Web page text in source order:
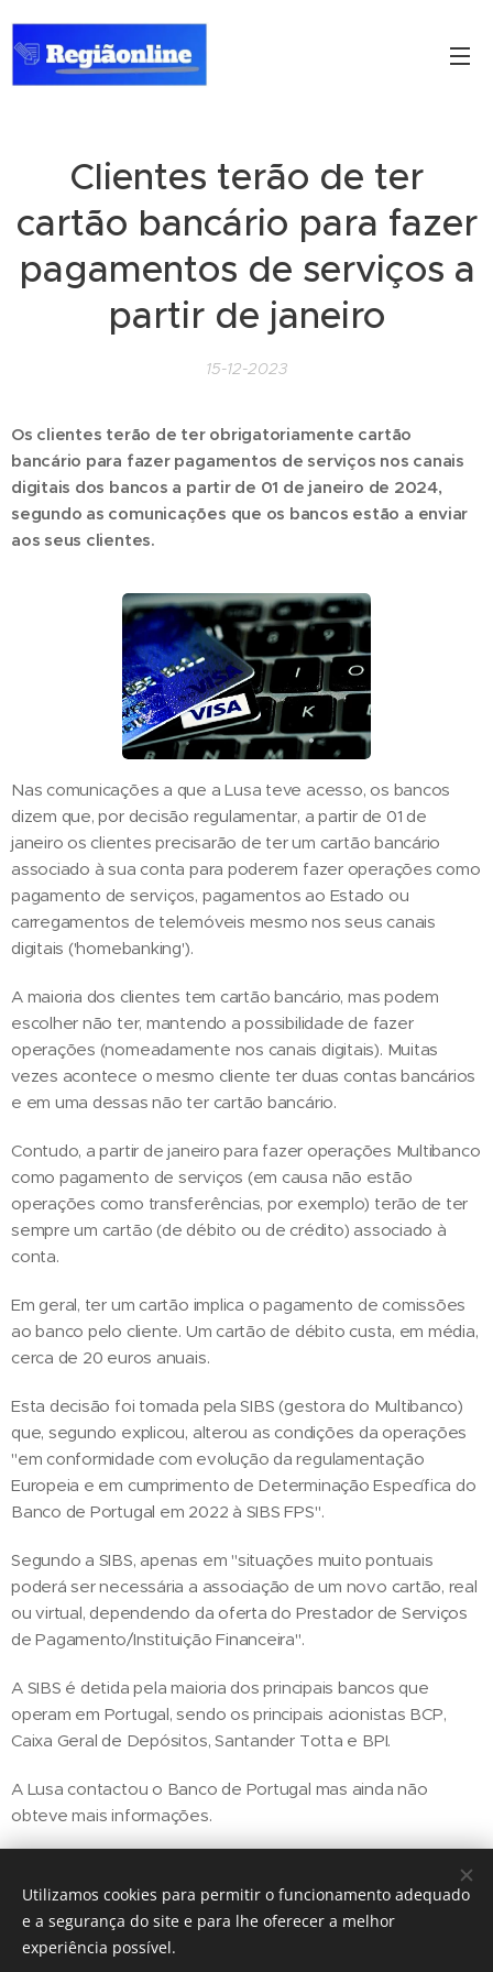
Clientes terão de ter
cartão bancário para fazer
pagamentos de serviços a
partir de janeiro
15-12-2023
Os clientes terão de ter obrigatoriamente cartão
bancário para fazer pagamentos de serviços nos canais
digitais dos bancos a partir de 01 de janeiro de 2024,
segundo as comunicações que os bancos estão a enviar
aos seus clientes.
Nas comunicações a que a Lusa teve acesso, os bancos
dizem que, por decisão regulamentar, a partir de 01 de
janeiro os clientes precisarão de ter um cartão bancário
associado à sua conta para poderem fazer operações como
pagamento de serviços, pagamentos ao Estado ou
carregamentos de telemóveis mesmo nos seus canais
digitais ('homebanking').
A maioria dos clientes tem cartão bancário, mas podem
escolher não ter, mantendo a possibilidade de fazer
operações (nomeadamente nos canais digitais). Muitas
vezes acontece o mesmo cliente ter duas contas bancários
e em uma dessas não ter cartão bancário.
Contudo, a partir de janeiro para fazer operações Multibanco
como pagamento de serviços (em causa não estão
operações como transferências, por exemplo) terão de ter
sempre um cartão (de débito ou de crédito) associado à
conta.
Em geral, ter um cartão implica o pagamento de comissões
ao banco pelo cliente. Um cartão de débito custa, em média,
cerca de 20 euros anuais.
Esta decisão foi tomada pela SIBS (gestora do Multibanco)
que, segundo explicou, alterou as condições da operações
"em conformidade com evolução da regulamentação
Europeia e em cumprimento de Determinação Específica do
Banco de Portugal em 2022 à SIBS FPS".
Segundo a SIBS, apenas em "situações muito pontuais
poderá ser necessária a associação de um novo cartão, real
ou virtual, dependendo da oferta do Prestador de Serviços
de Pagamento/Instituição Financeira".
A SIBS é detida pela maioria dos principais bancos que
operam em Portugal, sendo os principais acionistas BCP,
Caixa Geral de Depósitos, Santander Totta e BPI.
A Lusa contactou o Banco de Portugal mas ainda não
obteve mais informações.
Share
Utilizamos cookies para permitir o funcionamento adequado
e a segurança do site e para lhe oferecer a melhor
experiência possível.